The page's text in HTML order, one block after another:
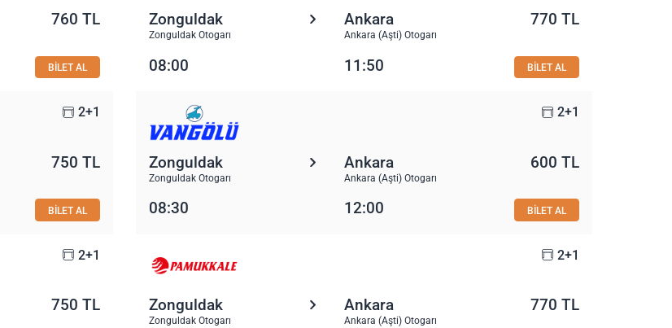
760 TL
BİLET AL
Zonguldak
Zonguldak Otogarı
Ankara
Ankara (Aşti) Otogarı
770 TL
08:00 11:50 BİLET AL
2+1
750 TL
BİLET AL
2+1
Zonguldak
Zonguldak Otogarı
Ankara
Ankara (Aşti) Otogarı
600 TL
08:30 12:00 BİLET AL
2+1
750 TL
2+1
Zonguldak
Zonguldak Otogarı
Ankara
Ankara (Aşti) Otogarı
770 TL